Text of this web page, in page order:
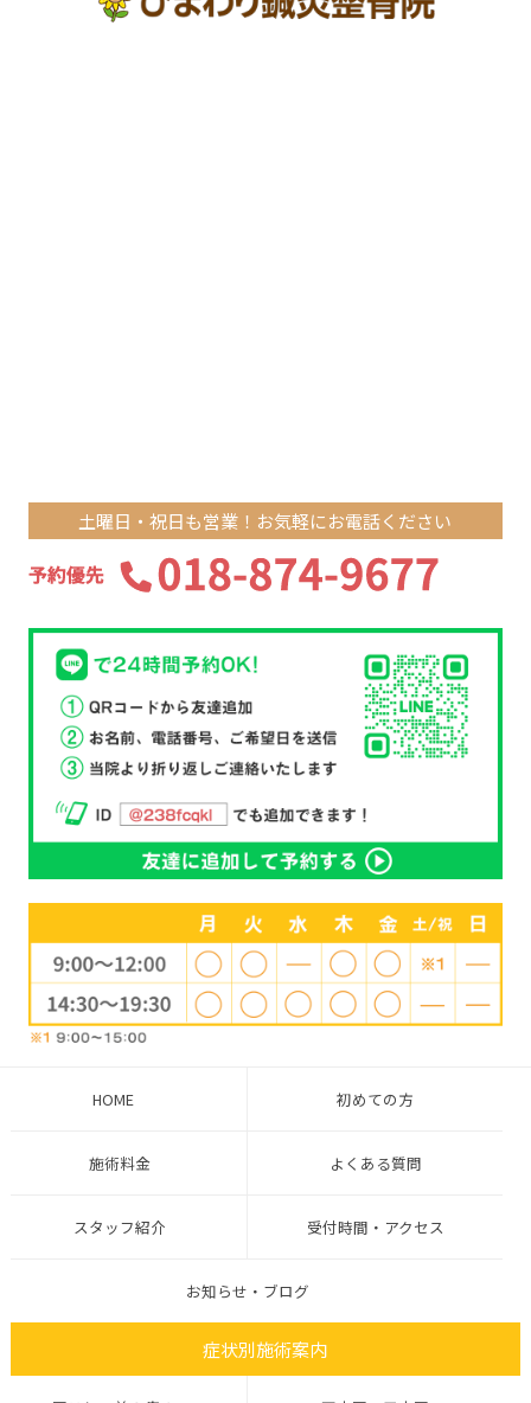
土曜日・祝日も営業！お気軽にお電話ください
HOME 初めての方
施術料金 よくある質問
スタッフ紹介 受付時間・アクセス
お知らせ・ブログ
症状別施術案内